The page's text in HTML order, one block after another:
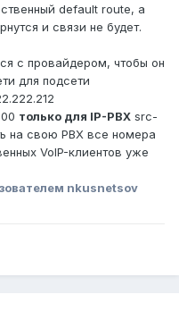
default route, а
и связи не будет.
с провайдером, чтобы он
для подсети
только для IP-PBX src-
на свою PBX все номера
VoIP-клиентов уже
nkusnetsov